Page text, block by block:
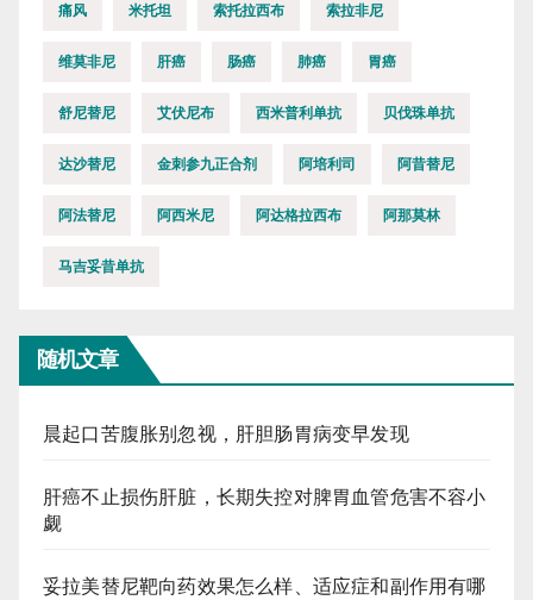
痛风 米托坦 索托拉西布 索拉非尼
维莫非尼 肝癌 肠癌 肺癌 胃癌
舒尼替尼 艾伏尼布 西米普利单抗 贝伐珠单抗
达沙替尼 金刺参九正合剂 阿培利司 阿昔替尼
阿法替尼 阿西米尼 阿达格拉西布 阿那莫林
马吉妥昔单抗
随机文章
晨起口苦腹胀别忽视，肝胆肠胃病变早发现
肝癌不止损伤肝脏，长期失控对脾胃血管危害不容小
觑
妥拉美替尼靶向药效果怎么样、适应症和副作用有哪